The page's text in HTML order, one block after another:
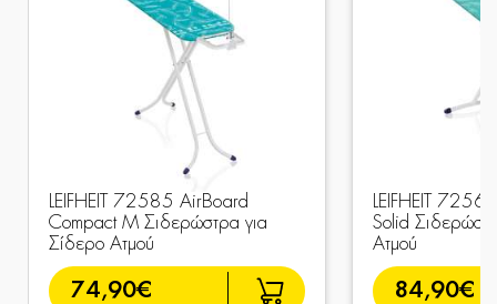
LEIFHEIT 72585 AirBoard
Compact M Σιδερώστρα για
Σίδερο Ατμού
74,90€
LEIFHEIT
Solid
Ατμού
84,90€